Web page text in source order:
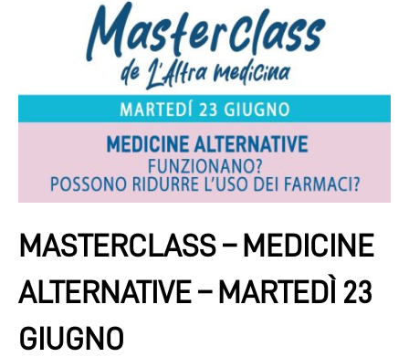
MASTERCLASS – MEDICINE
ALTERNATIVE – MARTEDÌ 23
GIUGNO